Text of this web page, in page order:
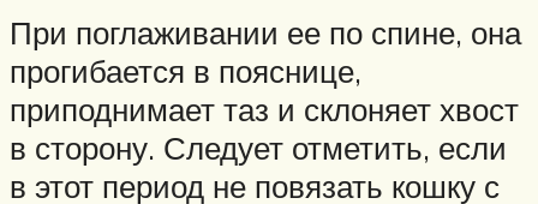
При поглаживании ее по спине, она
прогибается в пояснице,
приподнимает таз и склоняет хвост
в сторону. Следует отметить, если
в этот период не повязать кошку с